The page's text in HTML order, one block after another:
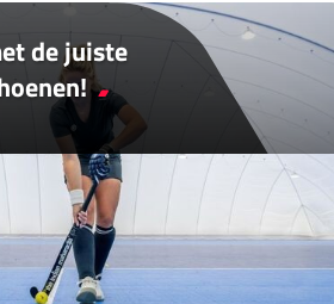
de juiste
komt er weer aan!
de juiste
belangrijk. Goede
meer grip, stabiliteit
een groot